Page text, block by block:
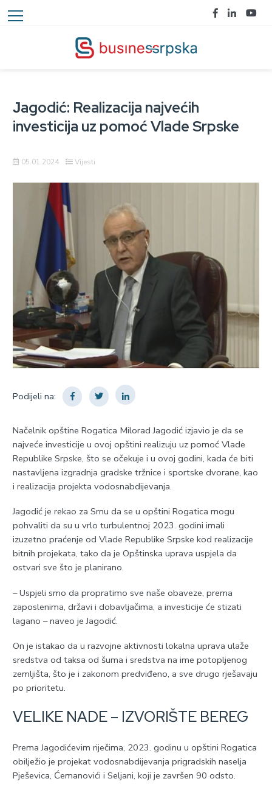
Јagodić: Realizacija najvećih
investicija uz pomoć Vlade Srpske
05.01.2024 Vijesti
Podijeli na:
Načelnik opštine Rogatica Milorad Јagodić izjavio je da se
najveće investicije u ovoj opštini realizuju uz pomoć Vlade
Republike Srpske, što se očekuje i u ovoj godini, kada će biti
nastavljena izgradnja gradske tržnice i sportske dvorane, kao
i realizacija projekta vodosnabdijevanja.
Јagodić je rekao za Srnu da se u opštini Rogatica mogu
pohvaliti da su u vrlo turbulentnoj 2023. godini imali
izuzetno praćenje od Vlade Republike Srpske kod realizacije
bitnih projekata, tako da je Opštinska uprava uspjela da
ostvari sve što je planirano.
– Uspjeli smo da propratimo sve naše obaveze, prema
zaposlenima, državi i dobavljačima, a investicije će stizati
lagano – naveo je Јagodić.
On je istakao da u razvojne aktivnosti lokalna uprava ulaže
sredstva od taksa od šuma i sredstva na ime potopljenog
zemljišta, što je i zakonom predviđeno, a sve drugo rješavaju
po prioritetu.
VELIKE NADE – IZVORIŠTE BEREG
Prema Јagodićevim riječima, 2023. godinu u opštini Rogatica
obilježio je projekat vodosnabdijevanja prigradskih naselja
Pješevica, Ćemanovići i Seljani, koji je završen 90 odsto.